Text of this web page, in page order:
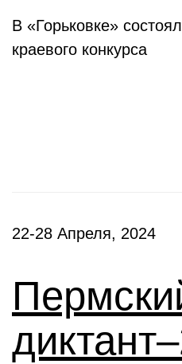
В «Горьковке»
краевого конкурса
22-28 Апреля, 2024